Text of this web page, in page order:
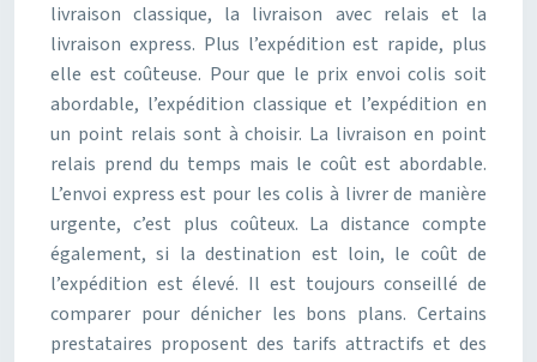
livraison classique, la livraison avec relais et la
livraison express. Plus l’expédition est rapide, plus
elle est coûteuse. Pour que le prix envoi colis soit
abordable, l’expédition classique et l’expédition en
un point relais sont à choisir. La livraison en point
relais prend du temps mais le coût est abordable.
L’envoi express est pour les colis à livrer de manière
urgente, c’est plus coûteux. La distance compte
également, si la destination est loin, le coût de
l’expédition est élevé. Il est toujours conseillé de
comparer pour dénicher les bons plans. Certains
prestataires proposent des tarifs attractifs et des